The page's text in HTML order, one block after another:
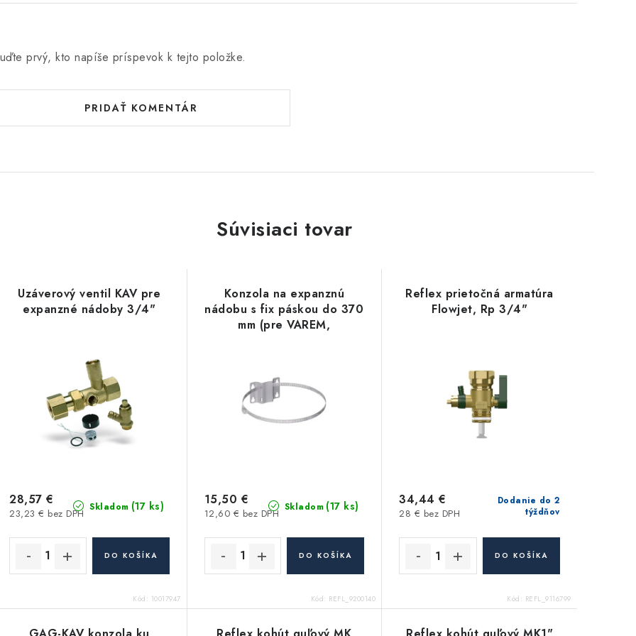
prvý, kto napíše príspevok k tejto položke.
PRIDAŤ KOMENTÁR
Súvisiaci tovar
Uzáverový ventil KAV pre
expanzné nádoby 3/4"
Skladom (17 ks)
23,23 € bez DPH
28,57 €
DO KOŠÍKA
Kód: 10017947
Konzola na expanznú
nádobu s fix páskou do 370
mm (pre VAREM,
Skladom (17 ks)
12,60 € bez DPH
15,50 €
DO KOŠÍKA
Kód: REFL_9200140
Reflex prietočná armatúra
Flowjet, Rp 3/4"
Dodanie do 2
týždňov
28 € bez DPH
34,44 €
DO KOŠÍKA
Kód: REFL_9116799